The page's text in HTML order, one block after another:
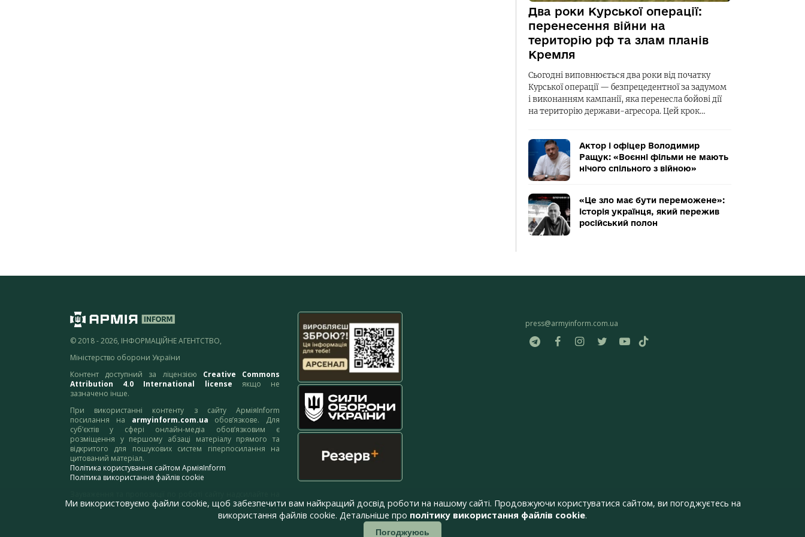
Два роки Курської операції:
перенесення війни на
територію рф та злам планів
Кремля
Сьогодні виповнюється два роки від початку
Курської операції — безпрецедентної за задумом
і виконанням кампанії, яка перенесла бойові дії
на територію держави-агресора. Цей крок…
Актор і офіцер Володимир
Ращук: «Воєнні фільми не мають
нічого спільного з війною»
«Це зло має бути переможене»:
історія українця, який пережив
російський полон
© 2018 - 2026, ІНФОРМАЦІЙНЕ АГЕНТСТВО,
Міністерство оборони України
Контент доступний за ліцензією Creative Commons
Attribution 4.0 International license якщо не
зазначено інше.
При використанні контенту з сайту АрміяInform
посилання на armyinform.com.ua обов’язкове. Для
суб’єктів у сфері онлайн-медіа обов’язковим є
розміщення у першому абзаці матеріалу прямого та
відкритого для пошукових систем гіперпосилання на
цитований матеріал.
Політика користування сайтом АрміяInform
Політика використання файлів cookie
адресу:webmaster@armyinform.com.ua
press@armyinform.com.ua
Ми використовуємо файли cookie, щоб забезпечити вам найкращий досвід роботи на нашому сайті. Продовжуючи користуватися сайтом, ви погоджуєтесь на
використання файлів cookie. Детальніше про політику використання файлів cookie.
Погоджуюсь